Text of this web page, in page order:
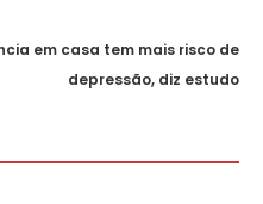
em casa tem mais risco de
depressão, diz estudo